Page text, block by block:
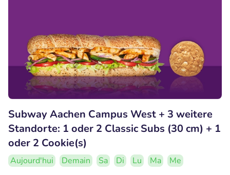
Subway Aachen Campus West + 3 weitere
Standorte: 1 oder 2 Classic Subs (30 cm) + 1
oder 2 Cookie(s)
Aujourd'hui Demain Sa Di Lu Ma
Me